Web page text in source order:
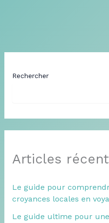
Rechercher
Articles
Le guide pour
croyances locales en
Le guide ultime pour